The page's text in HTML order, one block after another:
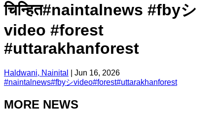
चिन्हित#naintalnews #fbyシ
video #forest
#uttarakhanforest
Haldwani, Nainital
Jun 16, 2026
#naintalnews#fbyシvideo#forest#uttarakhanforest
MORE NEWS